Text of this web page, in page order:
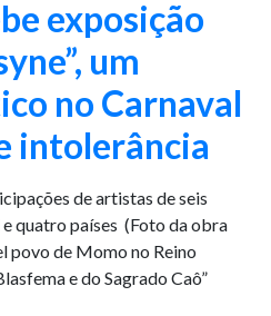
exposição
um
no Carnaval
intolerância
de artistas de seis
quatro países (Foto da obra
povo de Momo no Reino
e do Sagrado Caô”